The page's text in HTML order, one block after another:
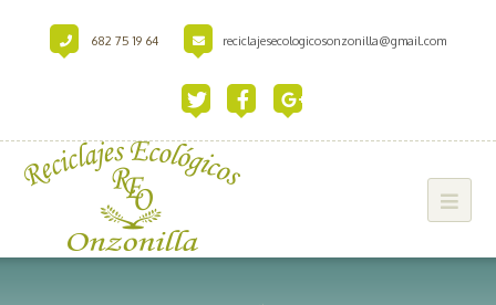
682 75 19 64 reciclajesecologicosonzonilla@gmail.com